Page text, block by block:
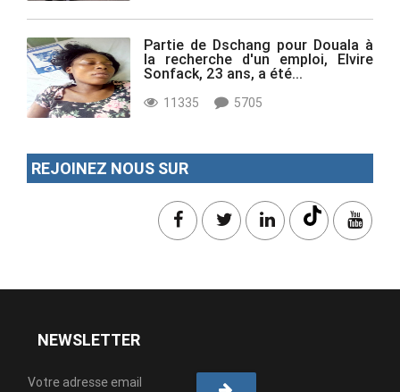
Partie de Dschang pour Douala à
la recherche d'un emploi, Elvire
Sonfack, 23 ans, a été...
11335 5705
REJOINEZ NOUS SUR
NEWSLETTER